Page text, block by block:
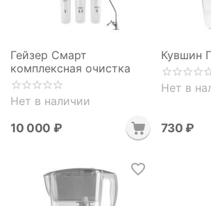
Гейзер Смарт
комплексная очистка
Нет в наличии
10 000 ₽
Кувшин
Нет в
‍730‍ ₽